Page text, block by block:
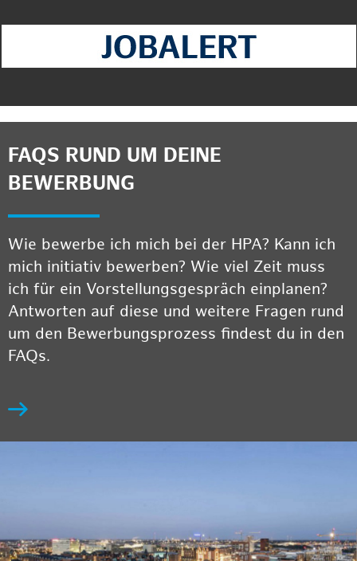
FAQS RUND UM DEINE
BEWERBUNG
Wie bewerbe ich mich bei der HPA? Kann ich
mich initiativ bewerben? Wie viel Zeit muss
ich für ein Vorstellungsgespräch einplanen?
Antworten auf diese und weitere Fragen rund
um den Bewerbungsprozess findest du in den
FAQs.